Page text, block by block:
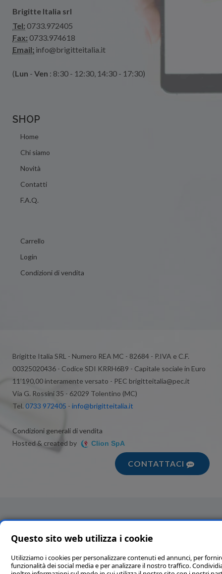
Brigitte Italia srl
Tel: 0733.972405
Fax: 0733.974618
Email: info@brigitteitalia.it
(Lun - Ven : 8:30 - 12:30, 14:30 - 17:30)
SHOP
Home
Chi siamo
Novità
Contatti
F.A.Q.
Carrello
Login
Condizioni di vendita
Brigitte Italia SRL - Numero REA MC - 82684 - P.IVA e C.F.
00325020436 - Codice SDI KRRH6B9 - Capitale sociale in Euro
11’190,00 interamente versato - PEC brigitteitalia@pec.it
Via G. Rossini 35 - 62029 Tolentino (MC)
Tel. 0733 972405 - info@brigitteitalia.it
Condizioni generali di vendita
Hosted & created by
Clion SpA
CONTATTACI
Questo sito web utilizza i cookie
Utilizziamo i cookies per personalizzare contenuti ed annunci, per
funzionalità dei social media e per analizzare il nostro traffico.